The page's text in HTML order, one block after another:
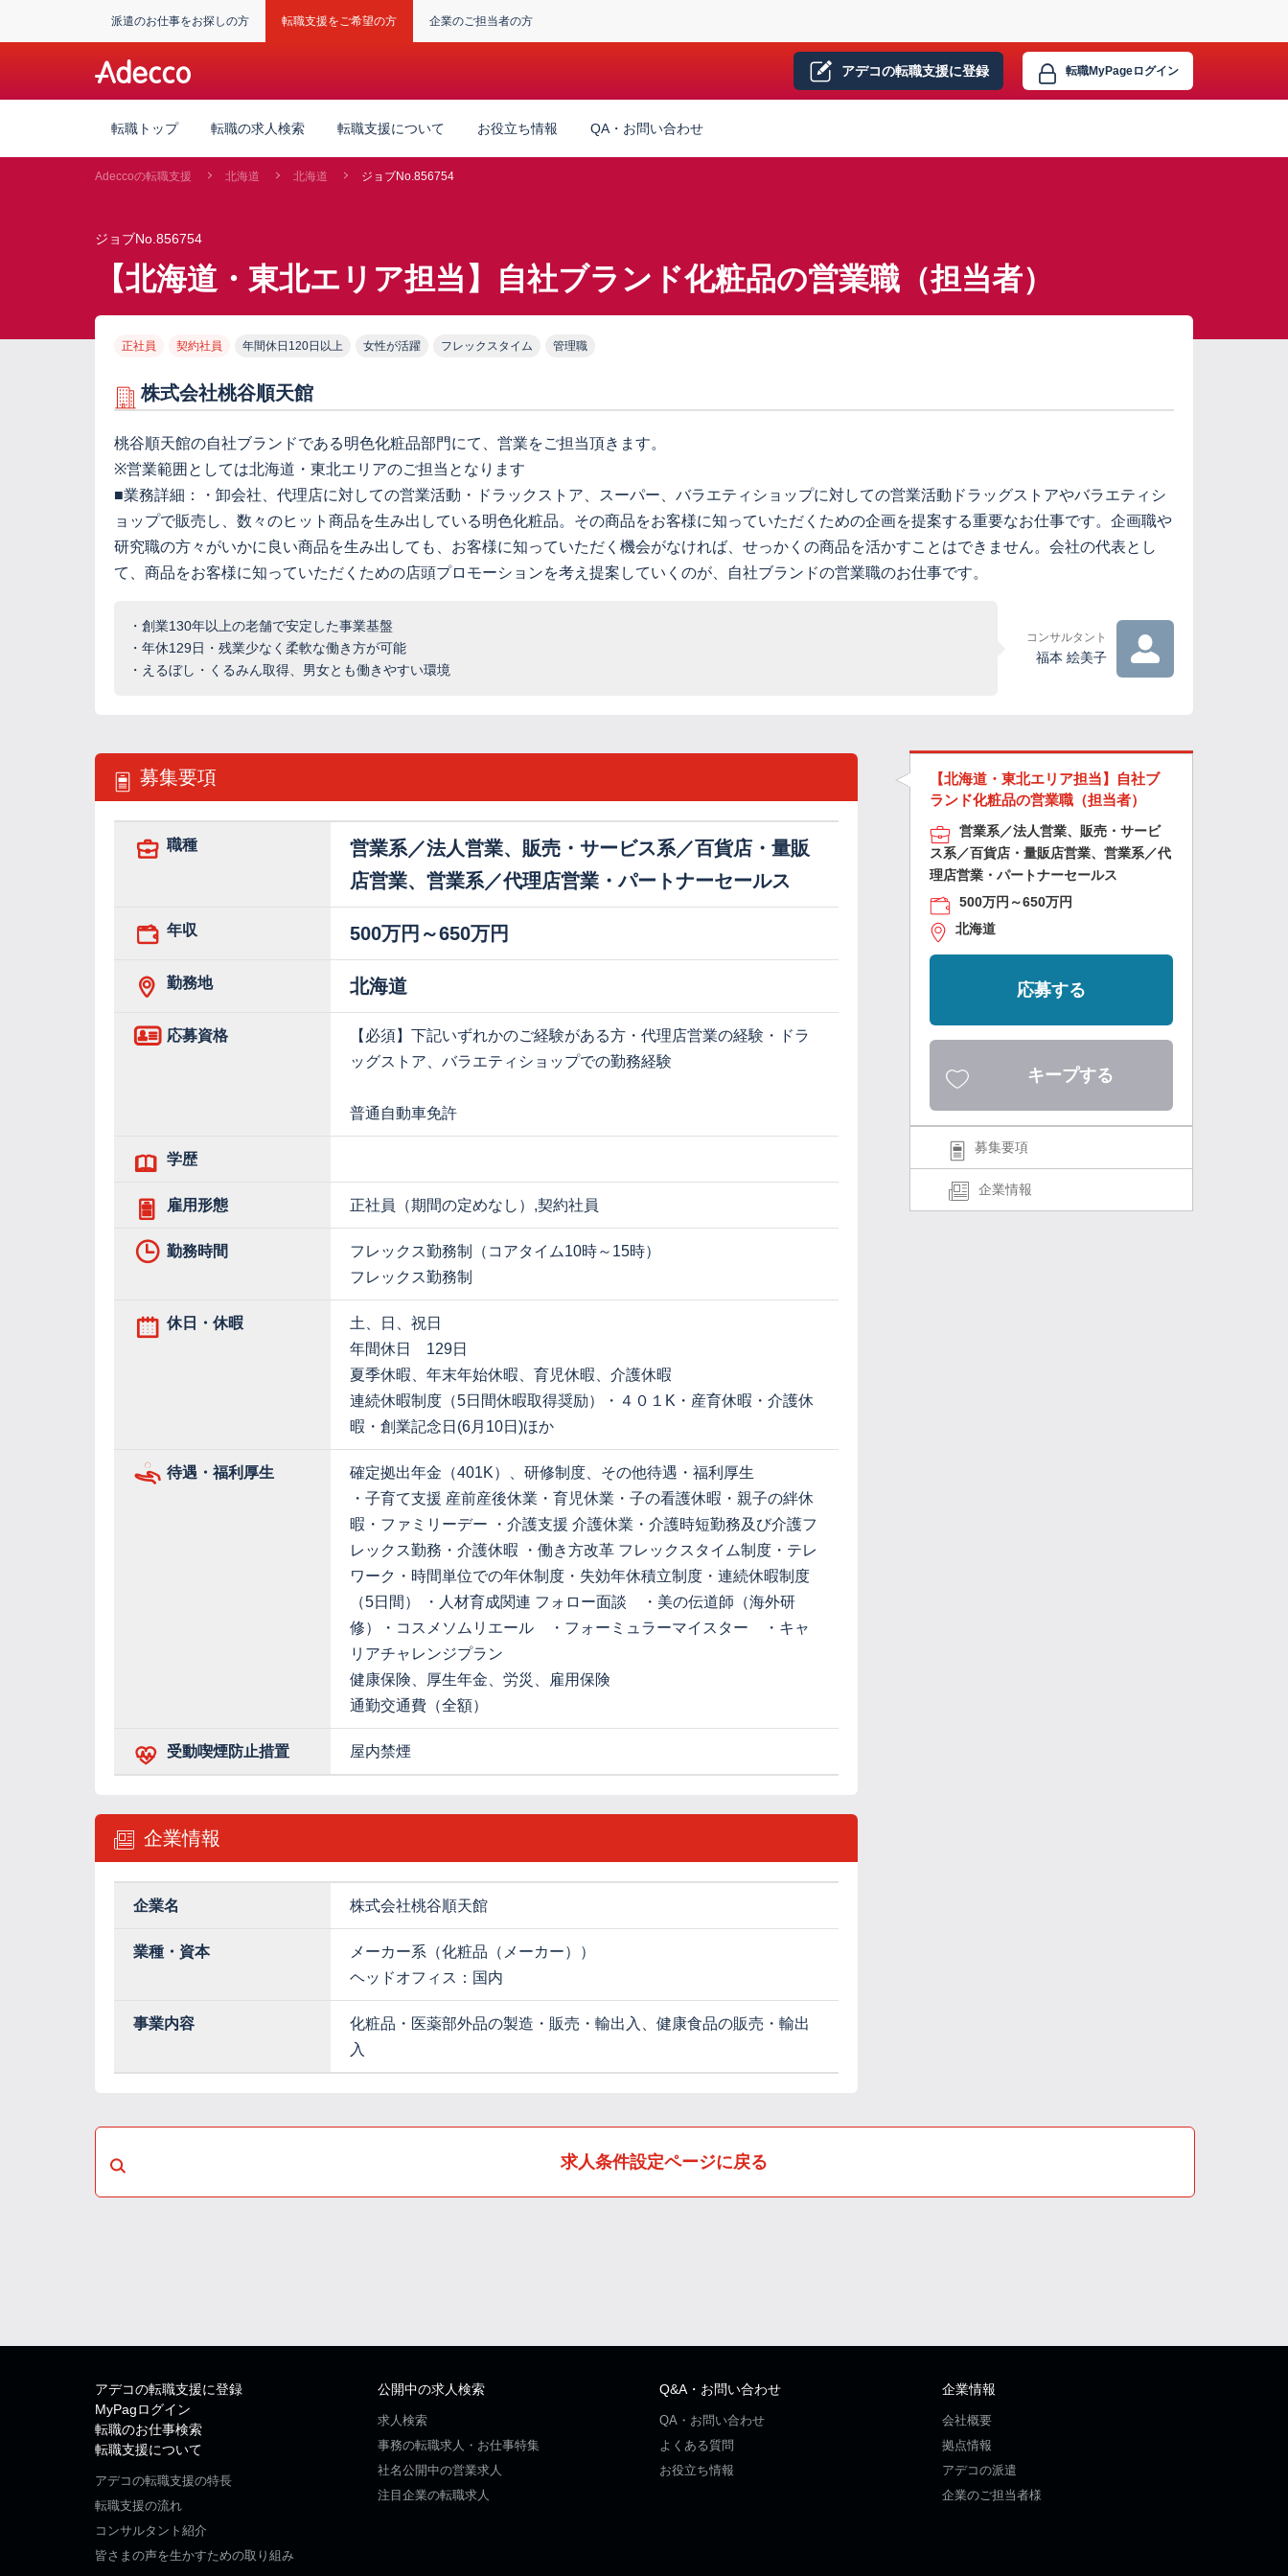
派遣のお仕事をお探しの方 転職支援をご希望の方 企業のご担当者の方
アデコの転職支援に登録 転職MyPageログイン
転職トップ 転職の求人検索 転職支援について お役立ち情報 QA・お問い合わせ
Adeccoの転職支援 北海道 北海道 ジョブNo.856754
ジョブNo.856754
【北海道・東北エリア担当】自社ブランド化粧品の営業職（担当者）
正社員 契約社員 年間休日120日以上 女性が活躍 フレックスタイム 管理職
株式会社桃谷順天館
桃谷順天館の自社ブランドである明色化粧品部門にて、営業をご担当頂きます。
※営業範囲としては北海道・東北エリアのご担当となります
■業務詳細：・卸会社、代理店に対しての営業活動・ドラックストア、スーパー、バラエティショップに対しての営業活動ドラッグストアやバラエティシ
ョップで販売し、数々のヒット商品を生み出している明色化粧品。その商品をお客様に知っていただくための企画を提案する重要なお仕事です。企画職や
研究職の方々がいかに良い商品を生み出しても、お客様に知っていただく機会がなければ、せっかくの商品を活かすことはできません。会社の代表とし
て、商品をお客様に知っていただくための店頭プロモーションを考え提案していくのが、自社ブランドの営業職のお仕事です。
・創業130年以上の老舗で安定した事業基盤
・年休129日・残業少なく柔軟な働き方が可能
・えるぼし・くるみん取得、男女とも働きやすい環境
コンサルタント
福本 絵美子
募集要項
職種
営業系／法人営業、販売・サービス系／百貨店・量販
店営業、営業系／代理店営業・パートナーセールス
年収 500万円～650万円
勤務地 北海道
応募資格
【必須】下記いずれかのご経験がある方・代理店営業の経験・ドラ
ッグストア、バラエティショップでの勤務経験
普通自動車免許
学歴
雇用形態 正社員（期間の定めなし）,契約社員
勤務時間
フレックス勤務制（コアタイム10時～15時）
フレックス勤務制
休日・休暇
土、日、祝日
年間休日 129日
夏季休暇、年末年始休暇、育児休暇、介護休暇
連続休暇制度（5日間休暇取得奨励）・４０１K・産育休暇・介護休
暇・創業記念日(6月10日)ほか
待遇・福利厚生
確定拠出年金（401K）、研修制度、その他待遇・福利厚生
・子育て支援 産前産後休業・育児休業・子の看護休暇・親子の絆休
暇・ファミリーデー ・介護支援 介護休業・介護時短勤務及び介護フ
レックス勤務・介護休暇 ・働き方改革 フレックスタイム制度・テレ
ワーク・時間単位での年休制度・失効年休積立制度・連続休暇制度
（5日間） ・人材育成関連 フォロー面談 ・美の伝道師（海外研
修）・コスメソムリエール ・フォーミュラーマイスター ・キャ
リアチャレンジプラン
健康保険、厚生年金、労災、雇用保険
通勤交通費（全額）
受動喫煙防止措置 屋内禁煙
企業情報
企業名 株式会社桃谷順天館
業種・資本
メーカー系（化粧品（メーカー））
ヘッドオフィス：国内
事業内容
化粧品・医薬部外品の製造・販売・輸出入、健康食品の販売・輸出
入
【北海道・東北エリア担当】自社ブ
ランド化粧品の営業職（担当者）
営業系／法人営業、販売・サービ
ス系／百貨店・量販店営業、営業系／代
理店営業・パートナーセールス
500万円～650万円
北海道
応募する
キープする
募集要項
企業情報
求人条件設定ページに戻る
アデコの転職支援に登録
MyPagログイン
転職のお仕事検索
転職支援について
アデコの転職支援の特長
転職支援の流れ
コンサルタント紹介
皆さまの声を生かすための取り組み
公開中の求人検索
求人検索
事務の転職求人・お仕事特集
社名公開中の営業求人
注目企業の転職求人
Q&A・お問い合わせ
QA・お問い合わせ
よくある質問
お役立ち情報
企業情報
会社概要
拠点情報
アデコの派遣
企業のご担当者様